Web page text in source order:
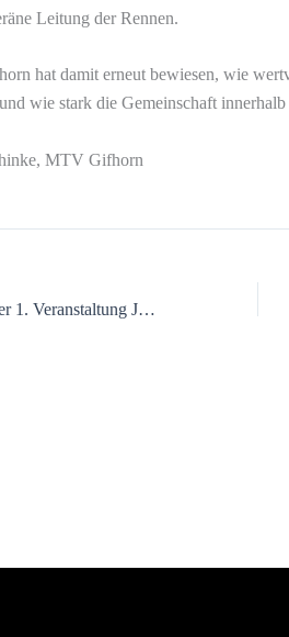
Leitung der Rennen.
hat damit erneut bewiesen, wie
wie stark die Gemeinschaft
MTV Gifhorn
Punkteliste nach der 1. Veranstaltung Junior Challenge